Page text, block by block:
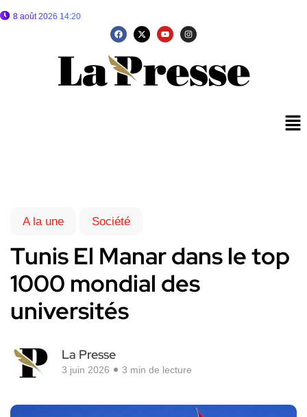
8 août 2026 14:20
A la une Société
Tunis El Manar dans le top
1000 mondial des
universités
La Presse
3 juin 2026 3 min de lecture